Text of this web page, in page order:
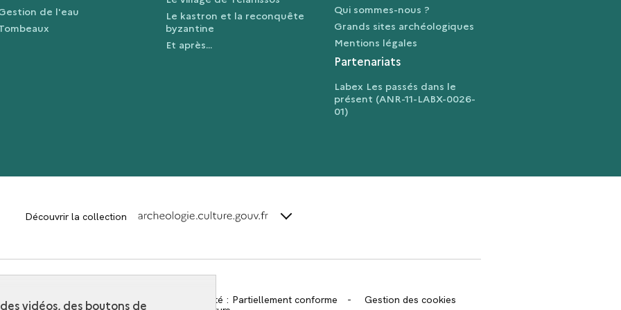
de l'eau
Le kastron et la reconquête
byzantine
Et après...
Qui sommes-nous ?
Grands sites archéologiques
Mentions légales
Partenariats
Labex Les passés dans le
présent (ANR-11-LABX-0026-
01)
Découvrir la collection terms_trans.bandeau_cutlure.archeo
Contact Accessibilité : Partiellement conforme -
Gestion des cookies
vidéos, des boutons de